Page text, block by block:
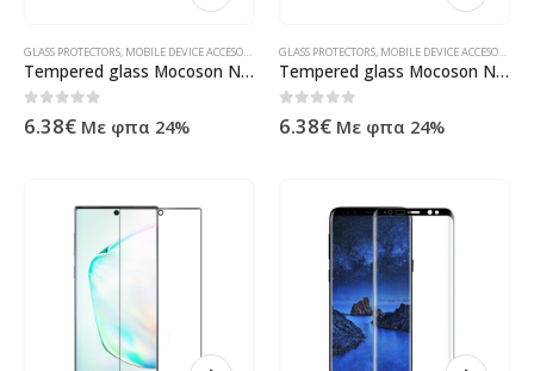
GLASS PROTECTORS, MOBILE DEVICE ACCESORIES ΠΡΟΪΌΝΤΑ ΠΛΗΡΟΦΟΡΙΚΉΣ - ΚΙΝΗΤΉΣ
Tempered glass Mocoson Nano Flexible, Full 5D, For Samsung Galaxy S20 Plus, 0.3mm, Black – 52581
0out of 5
6.38€ Με φπα 24%
GLASS PROTECTORS, MOBILE DEVICE ACCESORIES
Tempered glass Mocoson Nano Flexible, Full 5D, For Samsung Galaxy Note 10, 0.3mm, Black – 52584
0out of 5
6.38€ Με φπα 24%